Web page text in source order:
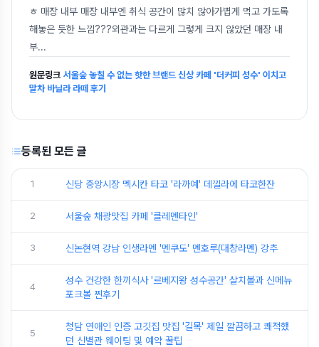
ㅎ 매장 내부 매장 내부엔 취식 공간이 많치 않아가볍게 먹고 가도록
해놓은 듯한 느낌???외관과는 다르게 그렇게 크지 않았던 매장 내
부...
원문링크 서울숲 놓칠 수 없는 핫한 브랜드 신상 카페 '더커피 성수' 이치고
말차 바닐라 라떼 후기
등록된 모든 글
1 신당 중앙시장 멕시칸 타코 '라까예' 데낄라에 타코한잔
2 서울숲 채광맛집 카페 '클레멘타인'
3 신논현역 강남 인생라멘 '멘쿠도' 멘호루(대창라멘) 강추
4
성수 건강한 한끼식사 '르베지왕 성수공간' 살치볼과 신메뉴
포크볼 찐후기
5
청담 연애인 인증 고깃집 맛집 '길목' 제일 깔끔하고 쾌적했
던 신별관 웨이팅 및 예약 꿀팁